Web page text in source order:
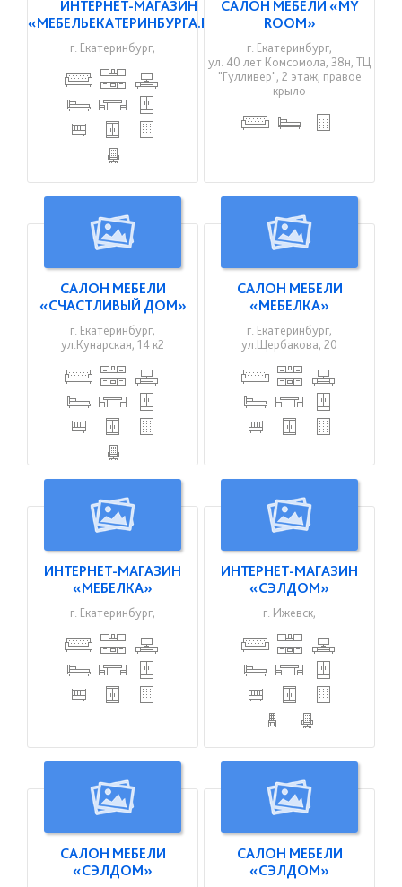
ИНТЕРНЕТ-МАГАЗИН
«МЕБЕЛЬЕКАТЕРИНБУРГА.РФ»
г. Екатеринбург,
САЛОН МЕБЕЛИ «MY
ROOM»
г. Екатеринбург,
ул. 40 лет Комсомола, 38н, ТЦ
"Гулливер", 2 этаж, правое
крыло
САЛОН МЕБЕЛИ
«СЧАСТЛИВЫЙ ДОМ»
г. Екатеринбург,
ул.Кунарская, 14 к2
САЛОН МЕБЕЛИ
«МЕБЕЛКА»
г. Екатеринбург,
ул.Щербакова, 20
ИНТЕРНЕТ-МАГАЗИН
«МЕБЕЛКА»
г. Екатеринбург,
ИНТЕРНЕТ-МАГАЗИН
«СЭЛДОМ»
г. Ижевск,
САЛОН МЕБЕЛИ
«СЭЛДОМ»
САЛОН МЕБЕЛИ
«СЭЛДОМ»